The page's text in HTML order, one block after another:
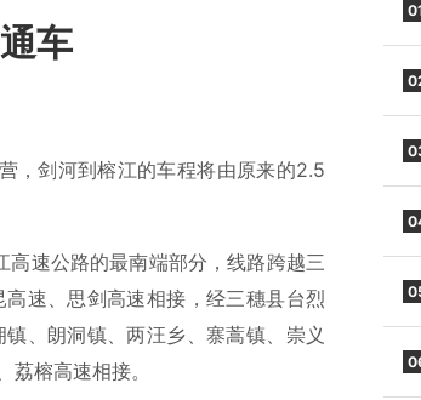
车
，剑河到榕江的车程将由原来的2.5
高速公路的最南端部分，线路跨越三
速、思剑高速相接，经三穗县台烈
、朗洞镇、两汪乡、寨蒿镇、崇义
榕高速相接。